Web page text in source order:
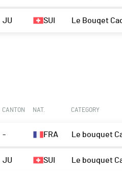
JU SUI Le Bouqet
CANTON NAT. CATEGORY
- FRA Le bouquet
JU SUI Le bouquet